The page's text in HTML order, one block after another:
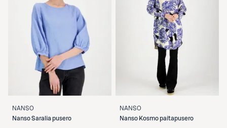
NANSO
NansoSaralia pusero
NANSO
Nanso Kosmo paitapusero